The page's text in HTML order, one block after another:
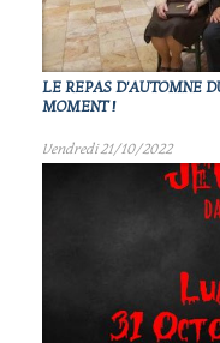
LE REPAS D'AUTOMNE
MOMENT !
Vendredi 21/10/2022